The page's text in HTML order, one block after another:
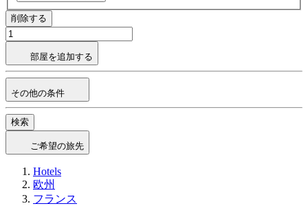
削除する
部屋を追加する
その他の条件
検索
ご希望の旅先
Hotels
欧州
フランス